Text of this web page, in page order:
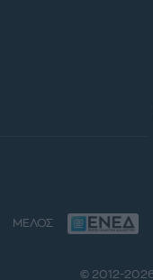
ΜΕΛΟΣ
© 2012-